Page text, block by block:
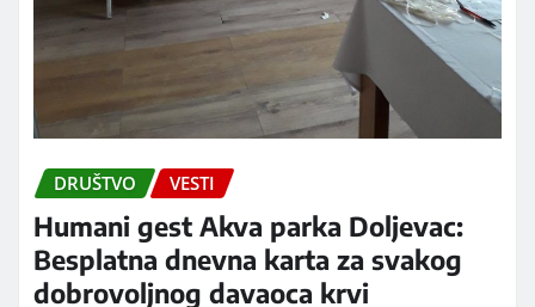
DRUŠTVO VESTI
Humani gest Akva parka Doljevac:
Besplatna dnevna karta za svakog
dobrovoljnog davaoca krvi